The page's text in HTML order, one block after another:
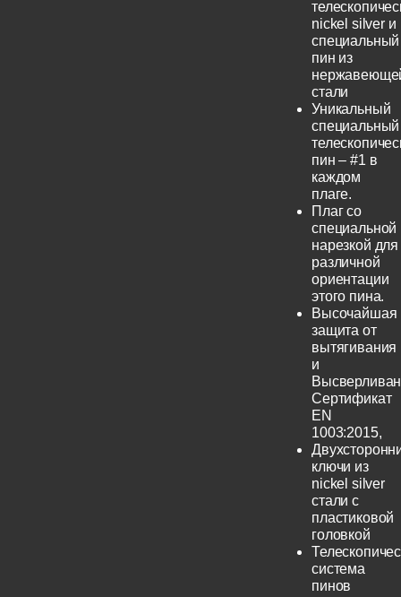
nickel silver и
специальный
пин из
стали
Уникальный
специальный
пин – #1 в
каждом
плаге.
Плаг со
специальной
нарезкой для
различной
ориентации
этого пина.
Высочайшая
защита от
вытягивания
и
Сертификат
EN
1003:2015,
ключи из
nickel silver
стали с
пластиковой
головкой
система
пинов